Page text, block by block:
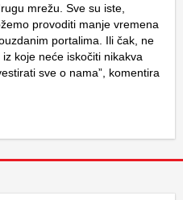
mrežu. Sve su iste,
provoditi manje vremena
portalima. Ili čak, ne
koje neće iskočiti nikakva
sve o nama”, komentira